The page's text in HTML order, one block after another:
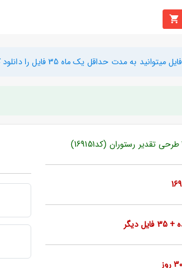
مدت حداقل یک ماه 35 فایل را دانلود کنید
دیگر
30 روز